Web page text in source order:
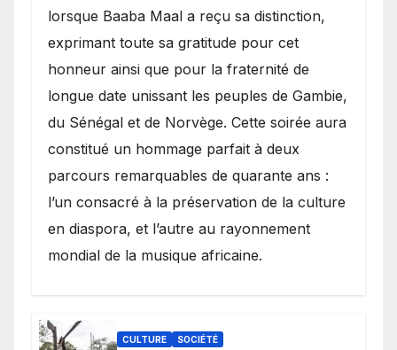
lorsque Baaba Maal a reçu sa distinction,
exprimant toute sa gratitude pour cet
honneur ainsi que pour la fraternité de
longue date unissant les peuples de Gambie,
du Sénégal et de Norvège. Cette soirée aura
constitué un hommage parfait à deux
parcours remarquables de quarante ans :
l’un consacré à la préservation de la culture
en diaspora, et l’autre au rayonnement
mondial de la musique africaine.
CULTURE SOCIÉTÉ